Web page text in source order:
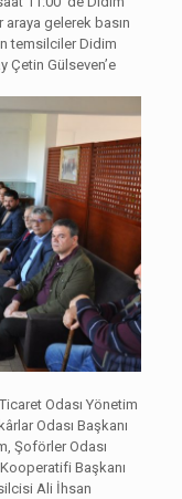
araya gelerek basın
temsilciler Didim
Çetin Gülseven’e
Odası Yönetim
Odası Başkanı
Şoförler Odası
Başkanı
Ali İhsan